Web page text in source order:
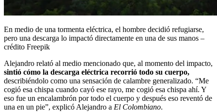
En medio de una tormenta eléctrica, el hombre decidió refugiarse,
pero una descarga lo impactó directamente en una de sus manos –
crédito Freepik
Alejandro relató al medio mencionado que, al momento del impacto,
sintió cómo la descarga eléctrica recorrió todo su cuerpo,
describiéndolo como una sensación de calambre generalizado. “Me
cogió esa chispa cuando cayó ese rayo, me cogió esa chispa ahí. Y
eso fue un encalambrón por todo el cuerpo y después eso reventó de
una en un pie”, explicó Alejandro a El Colombiano.